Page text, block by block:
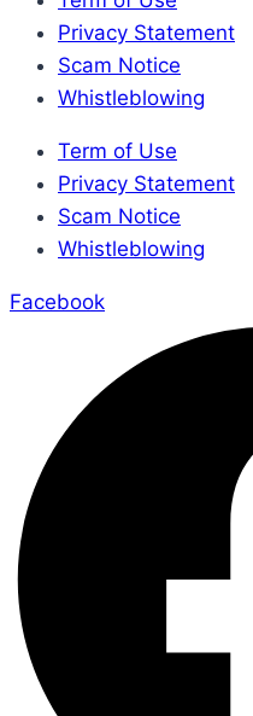
Privacy Statement
Scam Notice
Whistleblowing
Term of Use
Privacy Statement
Scam Notice
Whistleblowing
Facebook